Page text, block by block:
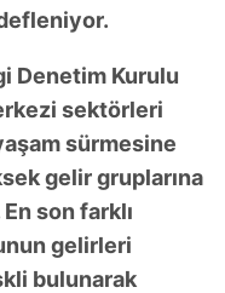
Denetim Kurulu
sektörleri
sürmesine
gelir gruplarına
son farklı
gelirleri
bulunarak